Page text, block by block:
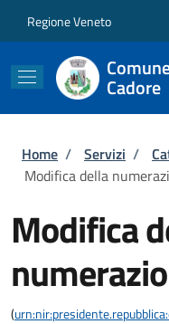
Regione Veneto
Cadore
Briciole di
Home / Servizi /
Modifica della
Modifica
(